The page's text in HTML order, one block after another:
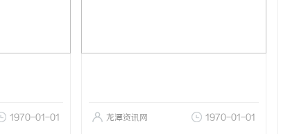
1970-01-01 龙潭资讯网 1970-01-01